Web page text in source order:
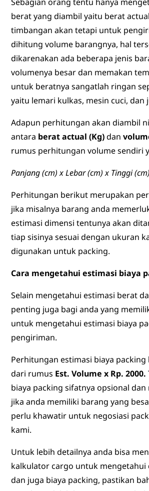
berat yang diambil yaitu berat
timbangan akan tetapi untuk
dihitung volume barangnya, hal
dikarenakan ada beberapa jenis
volumenya besar dan memakan
untuk beratnya sangatlah ringan
yaitu lemari kulkas, mesin cuci, dan
Adapun perhitungan akan diambil
antara berat actual (Kg)dan
rumus perhitungan volume sendiri
Panjang (cm) x Lebar (cm) x Tinggi
Perhitungan berikut merupakan
jika misalnya barang anda
estimasi dimensi tentunya akan
tiap sisinya sesuai dengan ukuran
digunakan untuk packing.
Cara mengetahui estimasi biaya
Selain mengetahui estimasi berat
penting juga bagi anda yang
untuk mengetahui estimasi biaya
pengiriman.
Perhitungan estimasi biaya
dari rumus Est. Volume x Rp. 2000.
biaya packing sifatnya opsional
jika anda memiliki barang yang
perlu khawatir untuk negosiasi
kami.
Untuk lebih detailnya anda bisa
kalkulator cargo untuk mengetahui
dan juga biaya packing, pastikan